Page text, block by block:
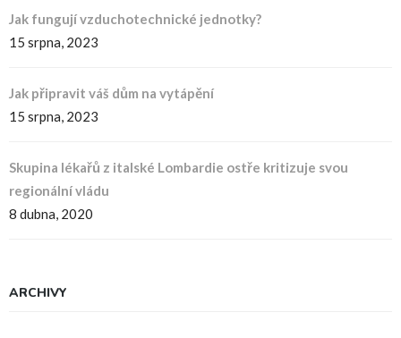
Jak fungují vzduchotechnické jednotky?
15 srpna, 2023
Jak připravit váš dům na vytápění
15 srpna, 2023
Skupina lékařů z italské Lombardie ostře kritizuje svou
regionální vládu
8 dubna, 2020
ARCHIVY